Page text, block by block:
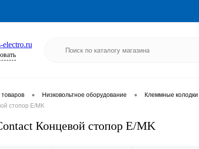
electro.ru
товаров • Низковольтное оборудование • Клеммные колодки
стопор E/MK
Концевой стопор E/MK